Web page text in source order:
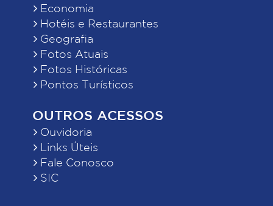
Economia
Hotéis e Restaurantes
Geografia
Fotos Atuais
Fotos Históricas
Pontos Turísticos
OUTROS ACESSOS
Ouvidoria
Links Úteis
Fale Conosco
SIC